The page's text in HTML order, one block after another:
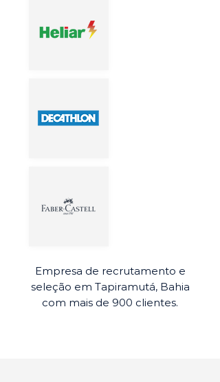
Empresa de recrutamento e
seleção em Tapiramutá, Bahia
com mais de 900 clientes.